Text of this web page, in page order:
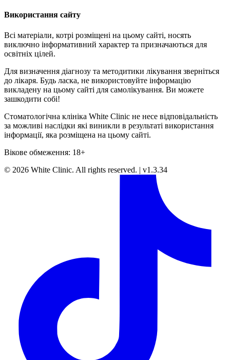
Використання сайту
Всі матеріали, котрі розміщені на цьому сайті, носять
виключно інформативний характер та призначаються для
освітніх цілей.
Для визначення діагнозу та методитики лікування зверніться
до лікаря. Будь ласка, не використовуйте інформацію
викладену на цьому сайті для самолікування. Ви можете
зашкодити собі!
Стоматологічна клініка White Clinic не несе відповідальність
за можливі наслідки які виникли в результаті використання
інформації, яка розміщена на цьому сайті.
Вікове обмеження: 18+
© 2026 White Clinic. All rights reserved. | v1.3.34